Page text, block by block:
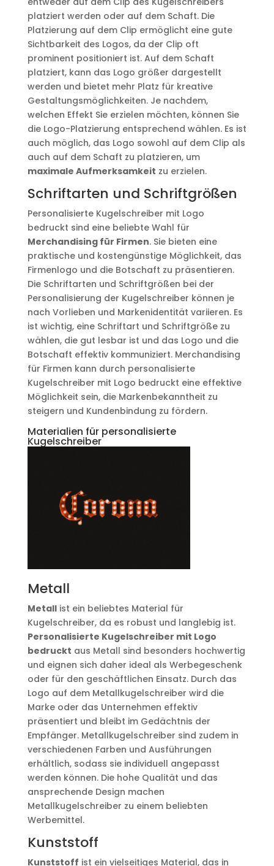
platziert werden oder auf dem Schaft. Die
Platzierung auf dem Clip ermöglicht eine gute
Sichtbarkeit des Logos, da der Clip oft
prominent positioniert ist. Auf dem Schaft
platziert, kann das Logo größer dargestellt
werden und bietet mehr Platz für kreative
Gestaltungsmöglichkeiten. Je nachdem,
welchen Effekt Sie erzielen möchten, können Sie
die Logo-Platzierung entsprechend wählen. Es ist
auch möglich, das Logo sowohl auf dem Clip als
auch auf dem Schaft zu platzieren, um
maximale Aufmerksamkeit zu erzielen.
Schriftarten und Schriftgrößen
Personalisierte Kugelschreiber mit Logo
bedruckt sind eine beliebte Wahl für
Merchandising für Firmen. Sie bieten eine
praktische und kostengünstige Möglichkeit, das
Firmenlogo und die Botschaft zu präsentieren.
Die Schriftarten und Schriftgrößen bei der
Personalisierung der Kugelschreiber können je
nach Vorlieben und Markenidentität variieren. Es
ist wichtig, eine Schriftart und Schriftgröße zu
wählen, die gut lesbar ist und das Logo und die
Botschaft effektiv kommuniziert. Merchandising
für Firmen kann durch personalisierte
Kugelschreiber mit Logo bedruckt eine effektive
Möglichkeit sein, die Markenbekanntheit zu
steigern und Kundenbindung zu fördern.
Materialien für personalisierte
Kugelschreiber
Metall
Metallist ein beliebtes Material für
Kugelschreiber, da es robust und langlebig ist.
Personalisierte Kugelschreiber mit Logo
bedruckt aus Metall sind besonders hochwertig
und eignen sich daher ideal als Werbegeschenk
oder für den geschäftlichen Einsatz. Durch das
Logo auf dem Metallkugelschreiber wird die
Marke oder das Unternehmen effektiv
präsentiert und bleibt im Gedächtnis der
Empfänger. Metallkugelschreiber sind zudem in
verschiedenen Farben und Ausführungen
erhältlich, sodass sie individuell angepasst
werden können. Die hohe Qualität und das
ansprechende Design machen
Metallkugelschreiber zu einem beliebten
Werbemittel.
Kunststoff
Kunststoff ist ein vielseitiges Material, das in